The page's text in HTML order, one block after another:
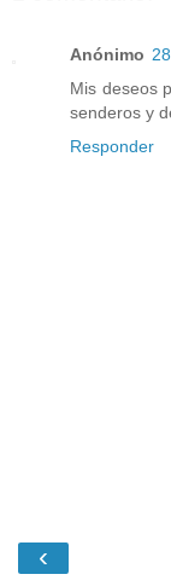
Anónimo
Mis deseos
senderos y
Responder
‹